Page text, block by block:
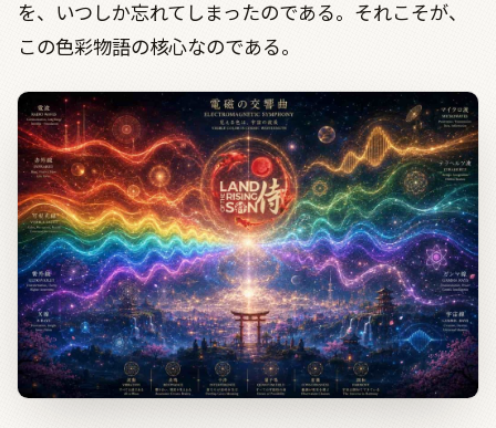
を、いつしか忘れてしまったのである。それこそが、
この色彩物語の核心なのである。